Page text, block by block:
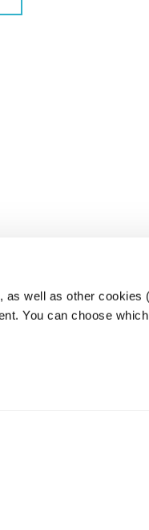
as well as other cookies
You can choose